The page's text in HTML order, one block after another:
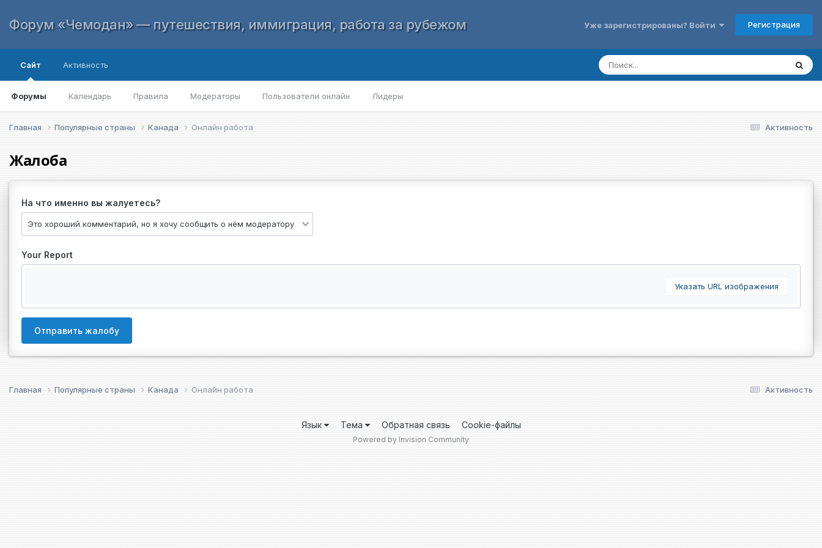
Форум «Чемодан» — путешествия, иммиграция, работа за рубежом Уже зарегистрированы? Войти Регистрация
Сайт
Форумы Календарь Правила Модераторы Пользователи онлайн Лидеры
Активность
Активность
Главная Популярные страны Канада Онлайн работа
Жалоба
На что именно вы жалуетесь?
Your Report
Указать URL изображения
Отправить жалобу
Активность
Главная Популярные страны Канада Онлайн работа
Язык Тема Обратная связь Cookie-файлы
Powered by Invision Community